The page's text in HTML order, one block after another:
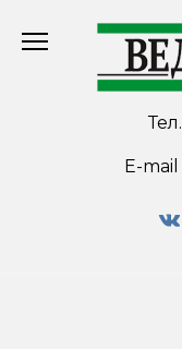
Тел.
E-mail